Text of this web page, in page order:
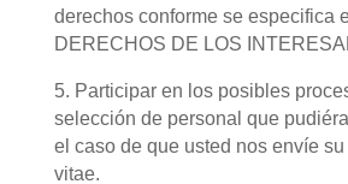
derechos conforme se especifica
DERECHOS DE LOS
5. Participar en los posibles
selección de personal que
el caso de que usted nos envíe
vitae.